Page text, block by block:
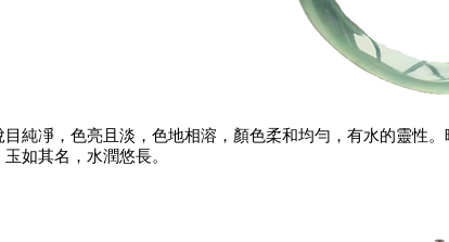
純凈，色亮且淡，色地相溶，顏色柔和均勻，有水的靈性
如其名，水潤悠長。